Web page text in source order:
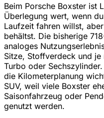
Beim Porsche Boxster ist
Überlegung wert, wenn
Laufzeit fahren willst,
behältst. Die bisherige
analoges
Sitze, Stoffverdeck und
Turbo oder
die Kilometerplanung
SUV, weil viele Boxster
Saisonfahrzeug oder
genutzt werden.